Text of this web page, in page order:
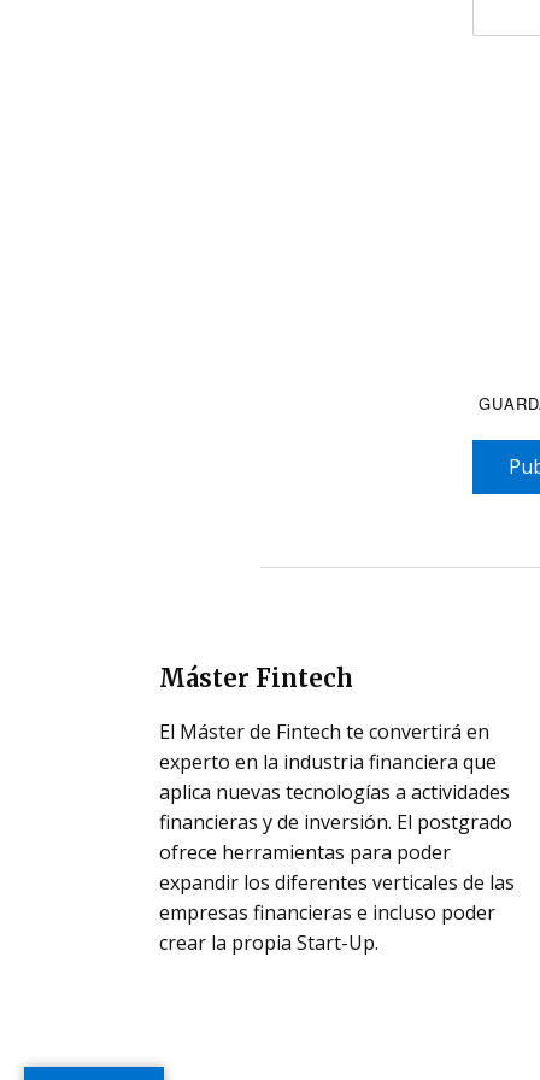
Máster Fintech
El Máster de Fintech te convertirá en
experto en la industria financiera que
aplica nuevas tecnologías a actividades
financieras y de inversión. El postgrado
ofrece herramientas para poder
expandir los diferentes verticales de las
empresas financieras e incluso poder
crear la propia Start-Up.